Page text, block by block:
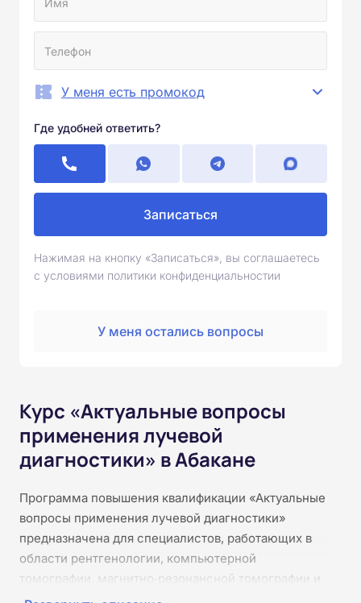
У меня есть промокод
Где удобней ответить?
Записаться
Нажимая на кнопку «Записаться», вы соглашаетесь
с условиями политики конфиденциальностии
У меня остались вопросы
Курс «Актуальные вопросы
применения лучевой
диагностики» в Абакане
Программа повышения квалификации «Актуальные
вопросы применения лучевой диагностики»
предназначена для специалистов, работающих в
области рентгенологии, компьютерной
томографии, магнитно‑резонансной томографии и
ультразвуковой диагностики. В течение 36